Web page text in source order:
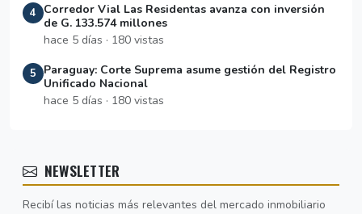
4
Corredor Vial Las Residentas avanza con inversión
de G. 133.574 millones
hace 5 días · 180 vistas
5
Paraguay: Corte Suprema asume gestión del Registro
Unificado Nacional
hace 5 días · 180 vistas
NEWSLETTER
Recibí las noticias más relevantes del mercado inmobiliario